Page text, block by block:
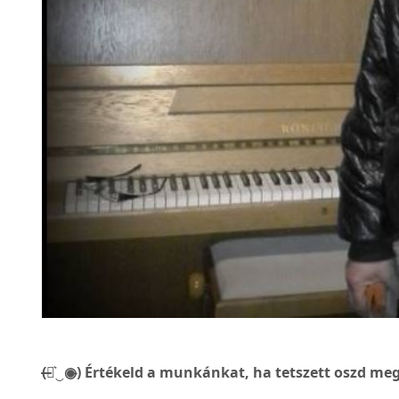
(̶◉͛‿◉̶) Értékeld a munkánkat, ha tetszett oszd